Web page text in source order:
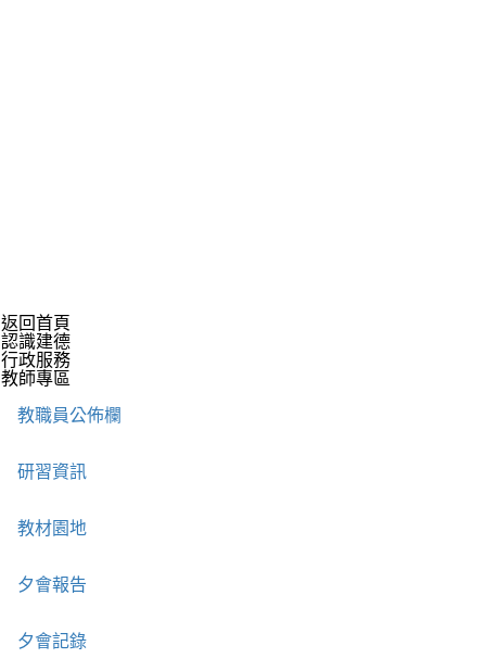
返回首頁
認識建德
行政服務
教師專區
教職員公佈欄
研習資訊
教材園地
夕會報告
夕會記錄